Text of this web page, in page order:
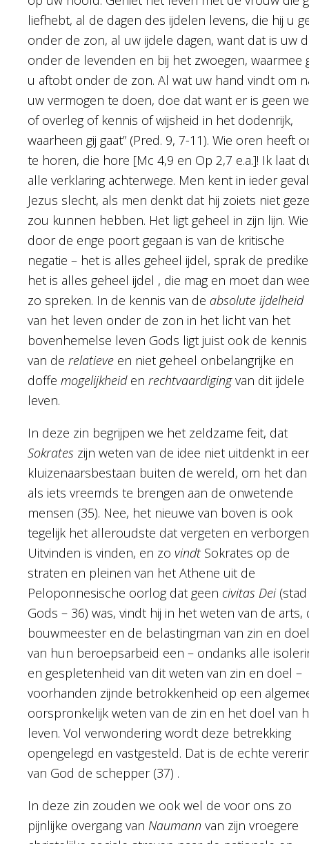
liefhebt, al de dagen des ijdelen levens, die hij u
onder de zon, al uw ijdele dagen, want dat is uw
onder de levenden en bij het zwoegen, waarmee
u aftobt onder de zon. Al wat uw hand vindt om
uw vermogen te doen, doe dat want er is geen
of overleg of kennis of wijsheid in het dodenrijk,
waarheen gij gaat” (Pred. 9, 7-11). Wie oren heeft
te horen, die hore [Mc 4,9 en Op 2,7 e.a.]! Ik laat
alle verklaring achterwege. Men kent in ieder geval
Jezus slecht, als men denkt dat hij zoiets niet
zou kunnen hebben. Het ligt geheel in zijn lijn. Wie
door de enge poort gegaan is van de kritische
negatie – het is alles geheel ijdel, sprak de
het is alles geheel ijdel , die mag en moet dan
zo spreken. In de kennis van de absolute ijdelheid
van het leven onder de zon in het licht van het
bovenhemelse leven Gods ligt juist ook de kennis
van de relatieve en niet geheel onbelangrijke en
doffe mogelijkheid en rechtvaardigingvan dit ijdele
leven.
In deze zin begrijpen we het zeldzame feit, dat
Sokrates zijn weten van de idee niet uitdenkt in
kluizenaarsbestaan buiten de wereld, om het dan
als iets vreemds te brengen aan de onwetende
mensen (35). Nee, het nieuwe van boven is ook
tegelijk het alleroudste dat vergeten en
Uitvinden is vinden, en zo vindt Sokrates op de
straten en pleinen van het Athene uit de
Peloponnesische oorlog dat geen civitas Dei (stad
Gods – 36) was, vindt hij in het weten van de arts,
bouwmeester en de belastingman van zin en doel
van hun beroepsarbeid een – ondanks alle
en gespletenheid van dit weten van zin en doel –
voorhanden zijnde betrokkenheid op een
oorspronkelijk weten van de zin en het doel van
leven. Vol verwondering wordt deze betrekking
opengelegd en vastgesteld. Dat is de echte
van God de schepper (37) .
In deze zin zouden we ook wel de voor ons zo
pijnlijke overgang van Naumann van zijn vroegere